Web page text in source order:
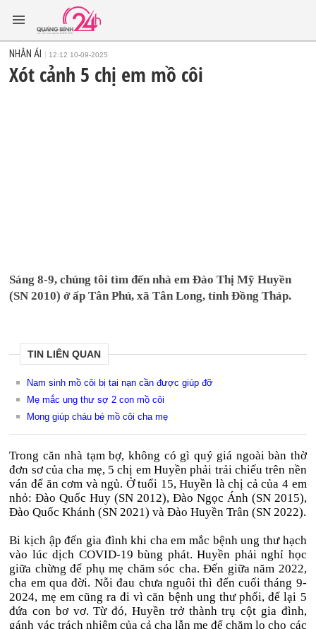
NHÂN ÁI 12:12 10-09-2025
Xót cảnh 5 chị em mồ côi
Sáng 8-9, chúng tôi tìm đến nhà em Đào Thị Mỹ Huyền
(SN 2010) ở ấp Tân Phú, xã Tân Long, tỉnh Đồng Tháp.
TIN LIÊN QUAN
Nam sinh mồ côi bị tai nạn cần được giúp đỡ
Mẹ mắc ung thư sợ 2 con mồ côi
Mong giúp cháu bé mồ côi cha mẹ
Trong căn nhà tạm bợ, không có gì quý giá ngoài bàn thờ
đơn sơ của cha mẹ, 5 chị em Huyền phải trải chiếu trên nền
ván để ăn cơm và ngủ. Ở tuổi 15, Huyền là chị cả của 4 em
nhỏ: Đào Quốc Huy (SN 2012), Đào Ngọc Ánh (SN 2015),
Đào Quốc Khánh (SN 2021) và Đào Huyền Trân (SN 2022).
Bi kịch ập đến gia đình khi cha em mắc bệnh ung thư hạch
vào lúc dịch COVID-19 bùng phát. Huyền phải nghỉ học
giữa chừng để phụ mẹ chăm sóc cha. Đến giữa năm 2022,
cha em qua đời. Nỗi đau chưa nguôi thì đến cuối tháng 9-
2024, mẹ em cũng ra đi vì căn bệnh ung thư phổi, để lại 5
đứa con bơ vơ. Từ đó, Huyền trở thành trụ cột gia đình,
gánh vác trách nhiệm của cả cha lẫn mẹ để chăm lo cho các